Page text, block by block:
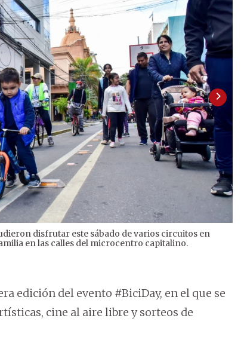
disfrutar este sábado de varios circuitos en
en las calles del microcentro capitalino.
edición del evento #BiciDay, en el que se
cine al aire libre y sorteos de